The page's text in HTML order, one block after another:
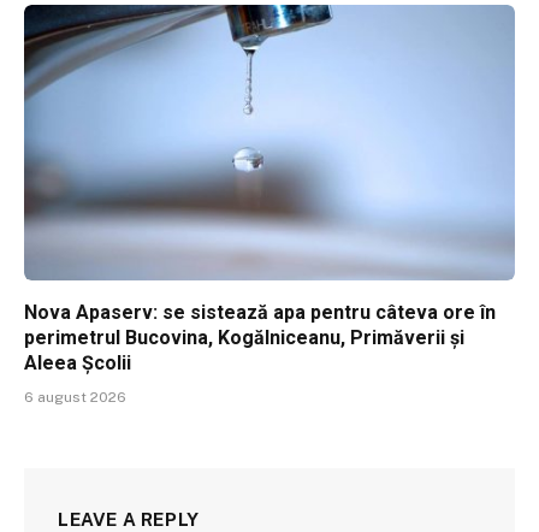
Nova Apaserv: se sistează apa pentru câteva ore în
perimetrul Bucovina, Kogălniceanu, Primăverii și
Aleea Școlii
6 august 2026
LEAVE A REPLY